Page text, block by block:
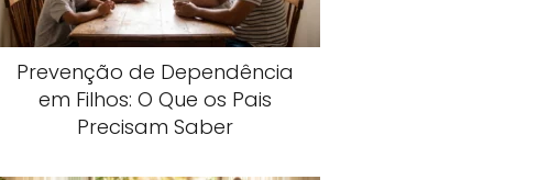
Prevenção de Dependência
em Filhos: O Que os Pais
Precisam Saber